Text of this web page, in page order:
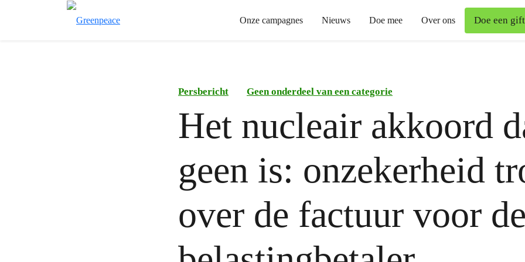
Onze campagnes Nieuws Doe mee Over ons Doe een gift
Persbericht Geen onderdeel van een categorie
Het nucleair akkoord
geen is: onzekerheid
over de factuur voor de